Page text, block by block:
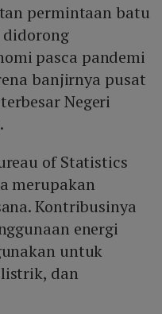
permintaan batu
didorong
pasca pandemi
banjirnya pusat
Negeri
of Statistics
merupakan
Kontribusinya
energi
untuk
dan